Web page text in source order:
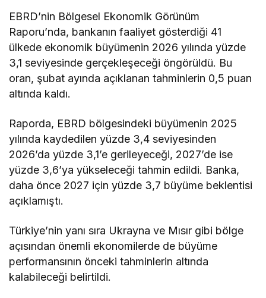
EBRD’nin Bölgesel Ekonomik Görünüm
Raporu’nda, bankanın faaliyet gösterdiği 41
ülkede ekonomik büyümenin 2026 yılında yüzde
3,1 seviyesinde gerçekleşeceği öngörüldü. Bu
oran, şubat ayında açıklanan tahminlerin 0,5 puan
altında kaldı.
Raporda, EBRD bölgesindeki büyümenin 2025
yılında kaydedilen yüzde 3,4 seviyesinden
2026’da yüzde 3,1’e gerileyeceği, 2027’de ise
yüzde 3,6’ya yükseleceği tahmin edildi. Banka,
daha önce 2027 için yüzde 3,7 büyüme beklentisi
açıklamıştı.
Türkiye’nin yanı sıra Ukrayna ve Mısır gibi bölge
açısından önemli ekonomilerde de büyüme
performansının önceki tahminlerin altında
kalabileceği belirtildi.